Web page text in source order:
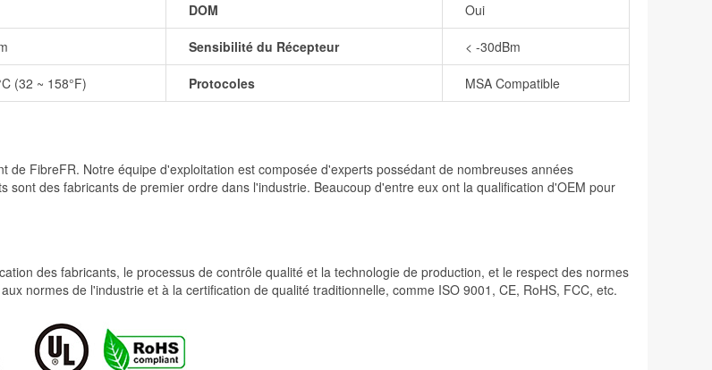
DOM Oui
Sensibilité du Récepteur < -30dBm
(32 ~ 158°F) Protocoles MSA Compatible
FibreFR. Notre équipe d'exploitation est composée d'experts possédant de nombreuses années
des fabricants de premier ordre dans l'industrie. Beaucoup d'entre eux ont la qualification d'OEM pour
des fabricants, le processus de contrôle qualité et la technologie de production, et le respect des normes
normes de l'industrie et à la certification de qualité traditionnelle, comme ISO 9001, CE, RoHS, FCC, etc.